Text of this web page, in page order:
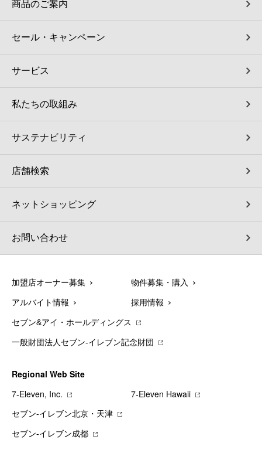
商品のご案内
セール・キャンペーン
サービス
私たちの取組み
サステナビリティ
店舗検索
ネットショッピング
お問い合わせ
加盟店オーナー募集 物件募集・購入
アルバイト情報 採用情報
セブン&アイ・ホールディングス
一般財団法人セブン-イレブン記念財団
Regional Web Site
7‐Eleven, Inc.
7‐Eleven Hawaii
セブン‐イレブン北京・天津
セブン‐イレブン成都